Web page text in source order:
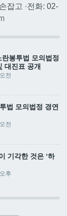
잡고 ·전화: 02-
봉투법 모의법정
대진표 공개
전
법 모의법정 경연
전
기각한 것은 ‘하
후